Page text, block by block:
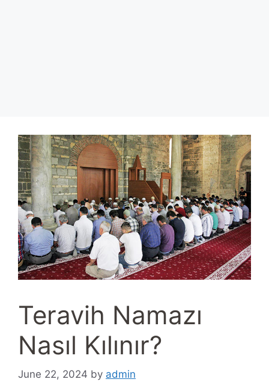
Teravih Namazı
Nasıl Kılınır?
June 22, 2024 by admin